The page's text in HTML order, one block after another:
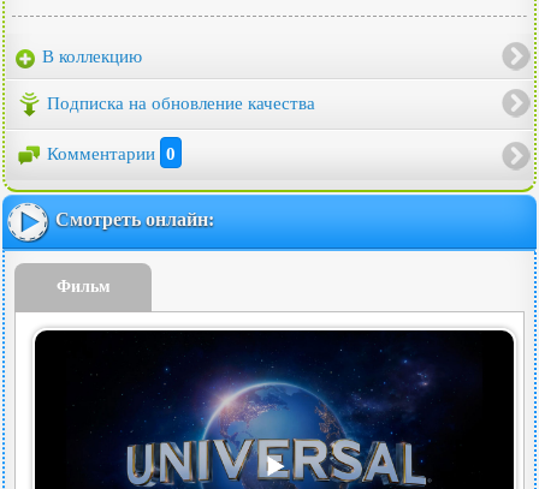
В коллекцию
Подписка на обновление качества
Комментарии 0
Смотреть онлайн:
Фильм